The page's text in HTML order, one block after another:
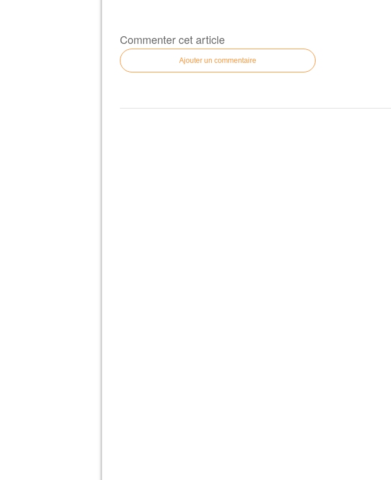
Commenter cet article
Ajouter un commentaire